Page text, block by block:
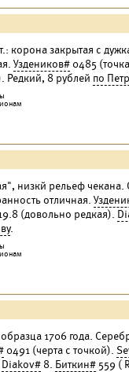
корона закрытая с
Уздеников# 0485
Редкий, 8 рублей по
низкй рельеф чекана.
отличная.
(довольно редкая).
.
1706 года.
0491 (черта с точкой).
Diakov# 8. Биткин# 559 (